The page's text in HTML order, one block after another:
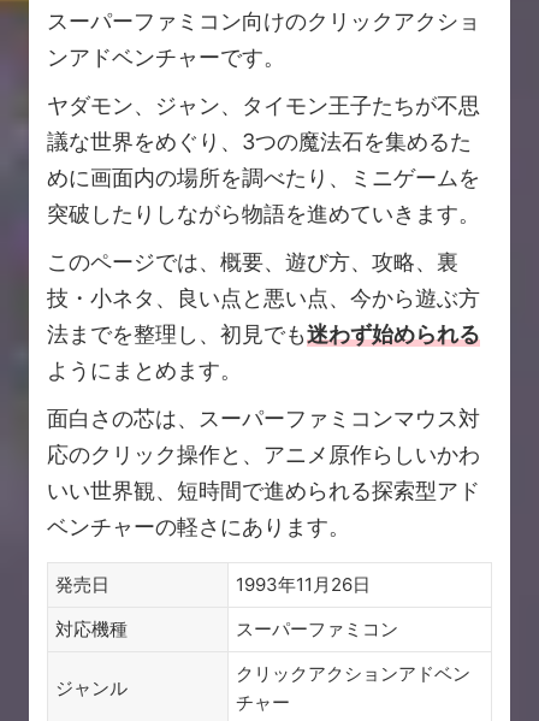
スーパーファミコン向けのクリックアクショ
ンアドベンチャーです。
ヤダモン、ジャン、タイモン王子たちが不思
議な世界をめぐり、3つの魔法石を集めるた
めに画面内の場所を調べたり、ミニゲームを
突破したりしながら物語を進めていきます。
このページでは、概要、遊び方、攻略、裏
技・小ネタ、良い点と悪い点、今から遊ぶ方
法までを整理し、初見でも迷わず始められる
ようにまとめます。
面白さの芯は、スーパーファミコンマウス対
応のクリック操作と、アニメ原作らしいかわ
いい世界観、短時間で進められる探索型アド
ベンチャーの軽さにあります。
発売日
1993年11月26日
対応機種
スーパーファミコン
ジャンル
クリックアクションアドベン
チャー